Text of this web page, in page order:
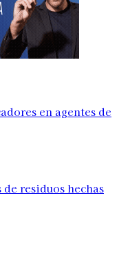
en agentes de
residuos hechas